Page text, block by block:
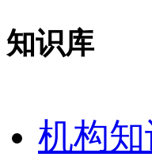
知识库
机构